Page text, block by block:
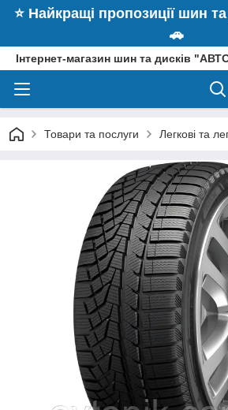
⭐️ Найкращі пропозиції шин та
🚗
Інтернет-магазин шин та дисків
Товари та послуги Легкові та